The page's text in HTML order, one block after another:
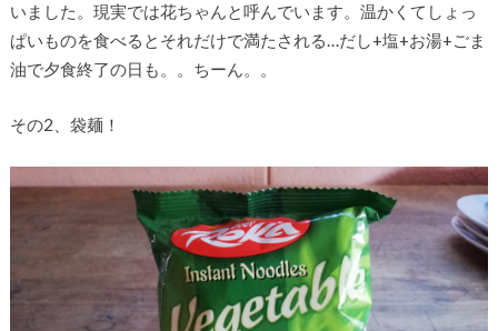
いました。現実では花ちゃんと呼んでいます。温かくてしょっ
ぱいものを食べるとそれだけで満たされる…だし+塩+お湯+ごま
油で夕食終了の日も。。ちーん。。
その2、袋麺！